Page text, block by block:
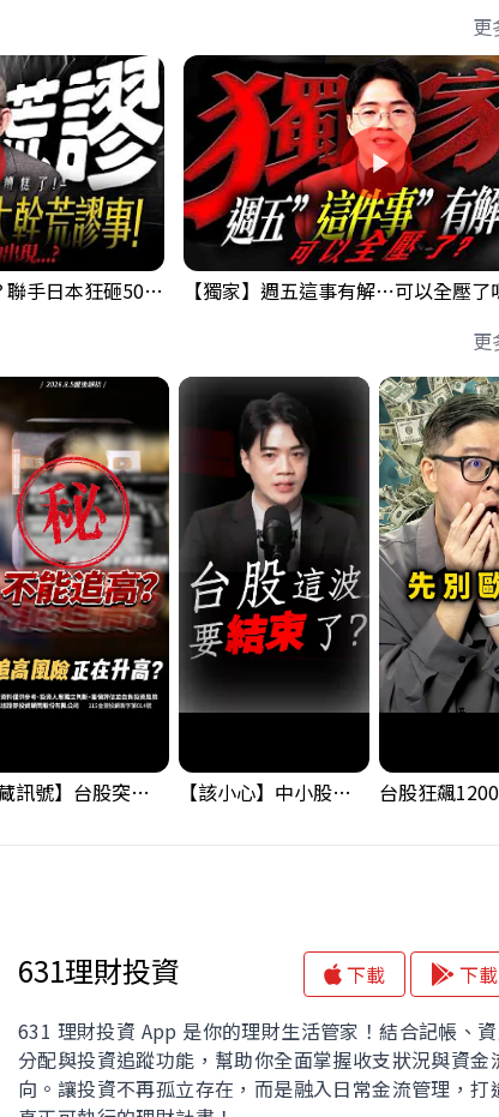
更
【出事啦】美國淪小偷！？聯手日本狂砸50億幹荒謬事！美元急殺黃金噴發，外資準備血洗台股！？｜ Mr.永年 李｜ 盤後講股 Mr.永年 李 2026 / 08 / 06
更
【藏訊號】台股突破季線，週一我提醒了這個關鍵訊號 【該小心】中小股派對結束 ? 關鍵訊號都指向...
631理財投資
下載
下載
631 理財投資 App 是你的理財生活管家！結合記帳、
分配與投資追蹤功能，幫助你全面掌握收支狀況與資金
向。讓投資不再孤立存在，而是融入日常金流管理，打